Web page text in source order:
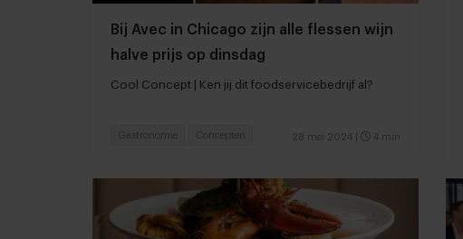
Bij Avec in Chicago zijn alle flessen wijn
halve prijs op dinsdag
Cool Concept | Ken jij dit foodservicebedrijf al?
28 mei 2024 4 min
Gastronomie Concepten